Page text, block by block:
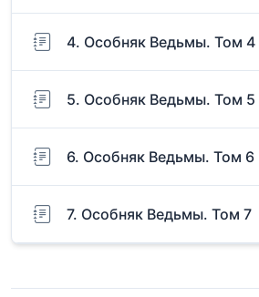
4. Особняк Ведьмы. Том 4
5. Особняк Ведьмы. Том 5
6. Особняк Ведьмы. Том 6
7. Особняк Ведьмы. Том 7